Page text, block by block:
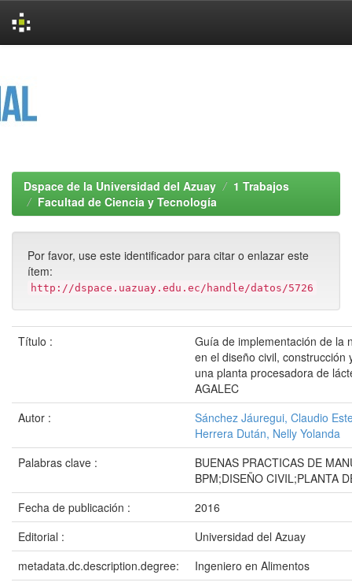
Dspace de la Universidad del Azuay
1 Trabajos
Facultad de Ciencia y Tecnología
Por favor, use este identificador para citar o enlazar este
ítem:
http://dspace.uazuay.edu.ec/handle/datos/5726
Título :
Guía de implementación de la
en el diseño civil, construcción
una planta procesadora de
AGALEC
Autor :
Sánchez Jáuregui, Claudio
Herrera Dután, Nelly Yolanda
Palabras clave :
BUENAS PRACTICAS DE
BPM;DISEÑO CIVIL;PLANTA
Fecha de publicación :
2016
Editorial :
Universidad del Azuay
metadata.dc.description.degree:
Ingeniero en Alimentos